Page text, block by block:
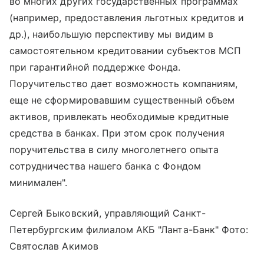
(например, предоставления льготных кредитов и
др.), наибольшую перспективу мы видим в
самостоятельном кредитовании субъектов МСП
при гарантийной поддержке Фонда.
Поручительство дает возможность компаниям,
еще не сформировавшим существенный объем
активов, привлекать необходимые кредитные
средства в банках. При этом срок получения
поручительства в силу многолетнего опыта
сотрудничества нашего банка с Фондом
минимален".
Сергей Быковский, управляющий Санкт-
Петербургским филиалом АКБ "Ланта-Банк" Фото:
Святослав Акимов